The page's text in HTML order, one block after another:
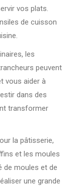
vos plats.
de cuisson
les
peuvent
vous aider à
dans des
transformer
la pâtisserie,
et les moules
de moules et de
une grande